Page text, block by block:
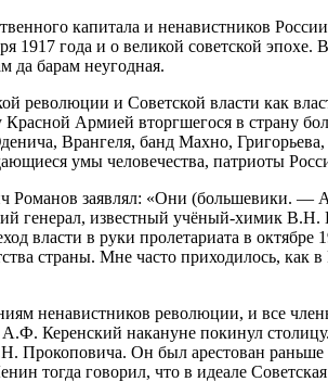
капитала и ненавистников
1917 года и о великой советской
да барам неугодная.
революции и Советской власти как
Армией вторгшегося в страну
Врангеля, банд Махно,
умы человечества, патриоты
Романов заявлял: «Они (большевики. —
генерал, известный учёный-химик
власти в руки пролетариата в
страны. Мне часто приходилось, как
ненавистников революции, и все
Керенский накануне покинул
Прокоповича. Он был арестован
тогда говорил, что в идеале